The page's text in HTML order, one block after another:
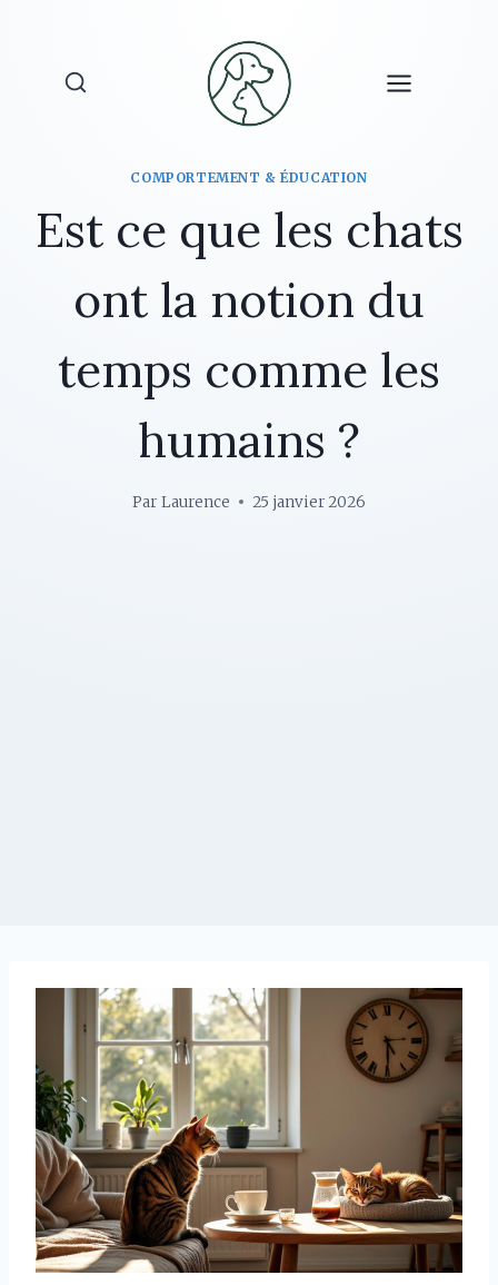
contenu
COMPORTEMENT & ÉDUCATION
Est ce que les chats
ont la notion du
temps comme les
humains ?
Par Laurence 25 janvier 2026